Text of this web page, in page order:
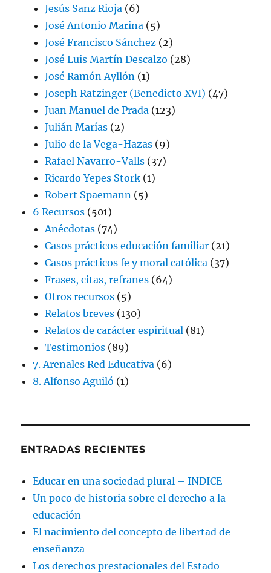
Jesús Sanz Rioja (6)
José Antonio Marina (5)
José Francisco Sánchez (2)
José Luis Martín Descalzo (28)
José Ramón Ayllón (1)
Joseph Ratzinger (Benedicto XVI) (47)
Juan Manuel de Prada (123)
Julián Marías (2)
Julio de la Vega-Hazas (9)
Rafael Navarro-Valls (37)
Ricardo Yepes Stork (1)
Robert Spaemann (5)
6 Recursos (501)
Anécdotas (74)
Casos prácticos educación familiar (21)
Casos prácticos fe y moral católica (37)
Frases, citas, refranes (64)
Otros recursos (5)
Relatos breves (130)
Relatos de carácter espiritual (81)
Testimonios (89)
7. Arenales Red Educativa (6)
8. Alfonso Aguiló (1)
ENTRADAS RECIENTES
Educar en una sociedad plural – INDICE
Un poco de historia sobre el derecho a la
educación
El nacimiento del concepto de libertad de
enseñanza
Los derechos prestacionales del Estado